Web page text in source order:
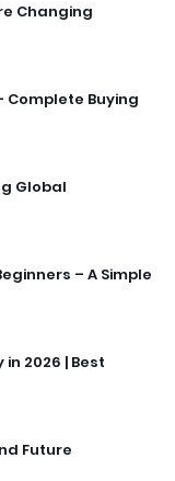
Changing
Complete Buying
Global
– A Simple
2026 | Best
Future